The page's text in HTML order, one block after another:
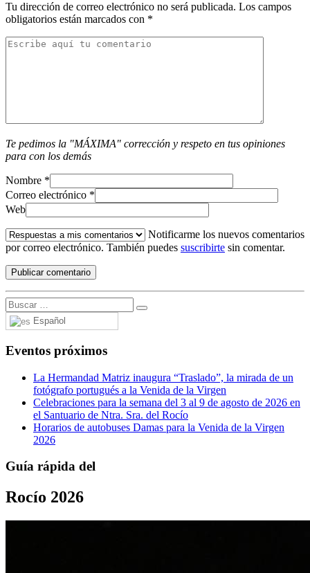
Tu dirección de correo electrónico no será publicada. Los campos
obligatorios están marcados con *
Te pedimos la "MÁXIMA" corrección y respeto en tus opiniones
para con los demás
Nombre *
Correo electrónico *
Web
Notificarme los nuevos comentarios
por correo electrónico. También puedes suscribirte sin comentar.
Español
Eventos próximos
La Hermandad Matriz inaugura “Traslado”, la mirada de un
fotógrafo portugués a la Venida de la Virgen
Celebraciones para la semana del 3 al 9 de agosto de 2026 en
el Santuario de Ntra. Sra. del Rocío
Horarios de autobuses Damas para la Venida de la Virgen
2026
Guía rápida del
Rocío 2026